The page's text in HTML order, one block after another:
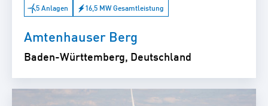
5 Anlagen 16,5 MW Gesamtleistung
Amtenhauser Berg
Baden-Württemberg, Deutschland